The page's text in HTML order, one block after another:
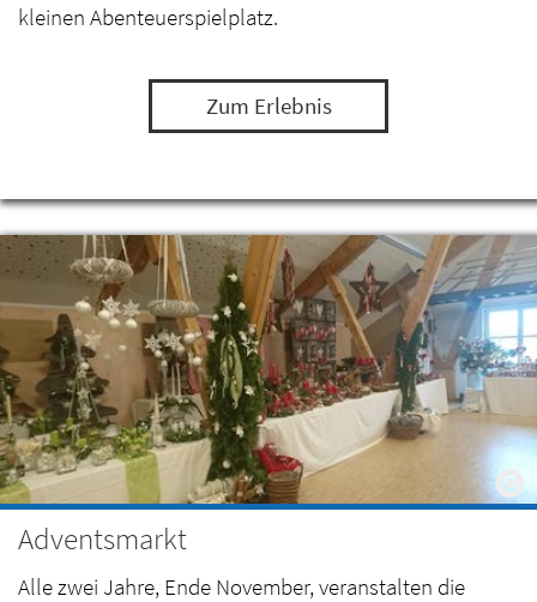
kleinen Abenteuerspielplatz.
Zum Erlebnis
Adventsmarkt
Alle zwei Jahre, Ende November, veranstalten die